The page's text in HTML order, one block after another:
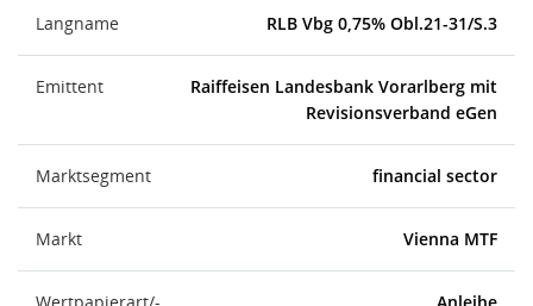
Langname RLB Vbg 0,75% Obl.21-31/S.3
Emittent
Raiffeisen Landesbank Vorarlberg mit
Revisionsverband eGen
Marktsegment financial sector
Markt Vienna MTF